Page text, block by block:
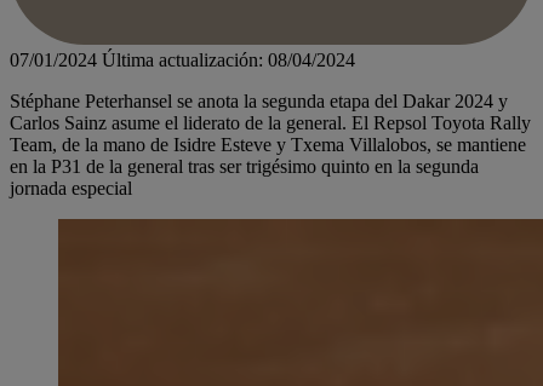
07/01/2024 Última actualización: 08/04/2024
Stéphane Peterhansel se anota la segunda etapa del Dakar 2024 y
Carlos Sainz asume el liderato de la general. El Repsol Toyota Rally
Team, de la mano de Isidre Esteve y Txema Villalobos, se mantiene
en la P31 de la general tras ser trigésimo quinto en la segunda
jornada especial